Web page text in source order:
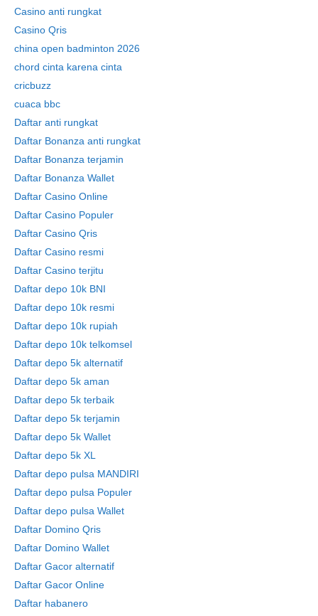
Casino anti rungkat
Casino Qris
china open badminton 2026
chord cinta karena cinta
cricbuzz
cuaca bbc
Daftar anti rungkat
Daftar Bonanza anti rungkat
Daftar Bonanza terjamin
Daftar Bonanza Wallet
Daftar Casino Online
Daftar Casino Populer
Daftar Casino Qris
Daftar Casino resmi
Daftar Casino terjitu
Daftar depo 10k BNI
Daftar depo 10k resmi
Daftar depo 10k rupiah
Daftar depo 10k telkomsel
Daftar depo 5k alternatif
Daftar depo 5k aman
Daftar depo 5k terbaik
Daftar depo 5k terjamin
Daftar depo 5k Wallet
Daftar depo 5k XL
Daftar depo pulsa MANDIRI
Daftar depo pulsa Populer
Daftar depo pulsa Wallet
Daftar Domino Qris
Daftar Domino Wallet
Daftar Gacor alternatif
Daftar Gacor Online
Daftar habanero